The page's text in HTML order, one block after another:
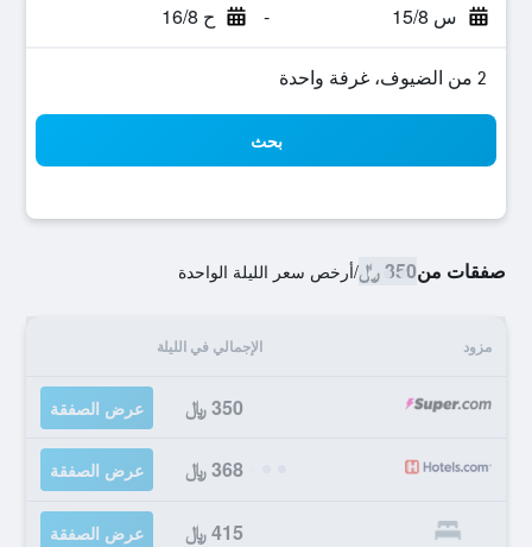
س 15/8 - ح 16/8
2 من الضيوف، غرفة واحدة
بحث
صفقات من350 ﷼ /أرخص سعر الليلة الواحدة
مزود الإجمالي في الليلة
350 ﷼ عرض الصفقة
368 ﷼ عرض الصفقة
415 ﷼ عرض الصفقة